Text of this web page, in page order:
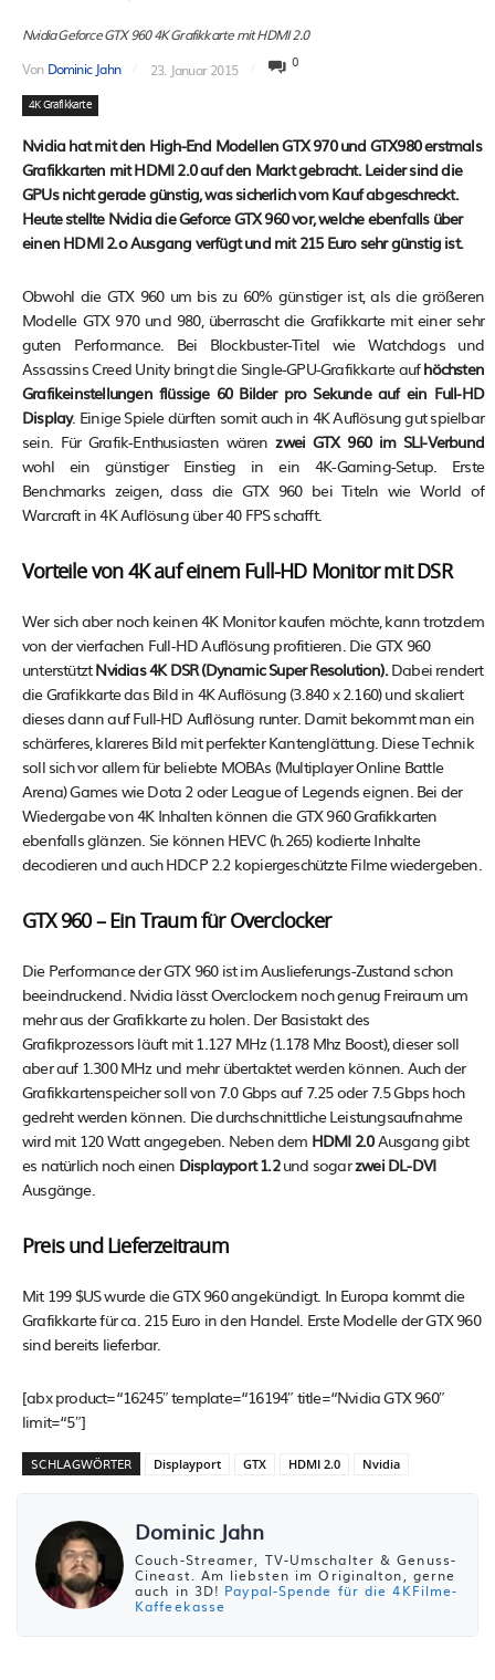
Nvidia Geforce GTX 960 4K Grafikkarte mit HDMI 2.0
Von Dominic Jahn 23. Januar 2015 0
4K Grafikkarte
Nvidia hat mit den High-End Modellen GTX 970 und GTX980 erstmals
Grafikkarten mit HDMI 2.0 auf den Markt gebracht. Leider sind die
GPUs nicht gerade günstig, was sicherlich vom Kauf abgeschreckt.
Heute stellte Nvidia die Geforce GTX 960 vor, welche ebenfalls über
einen HDMI 2.o Ausgang verfügt und mit 215 Euro sehr günstig ist.
Obwohl die GTX 960 um bis zu 60% günstiger ist, als die größeren
Modelle GTX 970 und 980, überrascht die Grafikkarte mit einer sehr
guten Performance. Bei Blockbuster-Titel wie Watchdogs und
Assassins Creed Unity bringt die Single-GPU-Grafikkarte aufhöchsten
Grafikeinstellungen flüssige 60 Bilder pro Sekunde auf ein Full-HD
Display. Einige Spiele dürften somit auch in 4K Auflösung gut spielbar
sein. Für Grafik-Enthusiasten wärenzwei GTX 960 im SLI-Verbund
wohl ein günstiger Einstieg in ein 4K-Gaming-Setup. Erste
Benchmarks zeigen, dass die GTX 960 bei Titeln wie World of
Warcraft in 4K Auflösung über 40 FPS schafft.
Vorteile von 4K auf einem Full-HD Monitor mit DSR
Wer sich aber noch keinen 4K Monitor kaufen möchte, kann trotzdem
von der vierfachen Full-HD Auflösung profitieren. Die GTX 960
unterstütztNvidias 4K DSR (Dynamic Super Resolution).Dabei rendert
die Grafikkarte das Bild in 4K Auflösung (3.840 x 2.160) und skaliert
dieses dann auf Full-HD Auflösung runter. Damit bekommt man ein
schärferes, klareres Bild mit perfekter Kantenglättung. Diese Technik
soll sich vor allem für beliebte MOBAs (Multiplayer Online Battle
Arena) Games wie Dota 2 oder League of Legends eignen. Bei der
Wiedergabe von 4K Inhalten können die GTX 960 Grafikkarten
ebenfalls glänzen. Sie können HEVC (h.265) kodierte Inhalte
decodieren und auch HDCP 2.2 kopiergeschützte Filme wiedergeben.
GTX 960 – Ein Traum für Overclocker
Die Performance der GTX 960 ist im Auslieferungs-Zustand schon
beeindruckend. Nvidia lässt Overclockern noch genug Freiraum um
mehr aus der Grafikkarte zu holen. Der Basistakt des
Grafikprozessors läuft mit 1.127 MHz (1.178 Mhz Boost), dieser soll
aber auf 1.300 MHz und mehr übertaktet werden können. Auch der
Grafikkartenspeicher soll von 7.0 Gbps auf 7.25 oder 7.5 Gbps hoch
gedreht werden können. Die durchschnittliche Leistungsaufnahme
wird mit 120 Watt angegeben. Neben dem HDMI 2.0Ausgang gibt
es natürlich noch einen Displayport 1.2und sogarzwei DL-DVI
Ausgänge.
Preis und Lieferzeitraum
Mit 199 $US wurde die GTX 960 angekündigt. In Europa kommt die
Grafikkarte für ca. 215 Euro in den Handel. Erste Modelle der GTX 960
sind bereits lieferbar.
[abx product=“16245″ template=“16194″ title=“Nvidia GTX 960″
limit=“5″]
SCHLAGWÖRTER Displayport GTX HDMI 2.0 Nvidia
Dominic Jahn
Couch-Streamer, TV-Umschalter & Genuss-
Cineast. Am liebsten im Originalton, gerne
auch in 3D! Paypal-Spende für die 4KFilme-
Kaffeekasse